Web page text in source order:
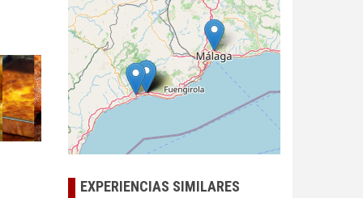
EXPERIENCIAS SIMILARES